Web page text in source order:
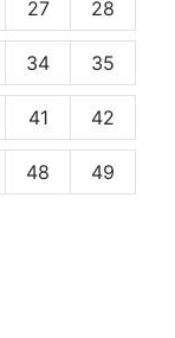
27 28
34 35
41 42
48 49